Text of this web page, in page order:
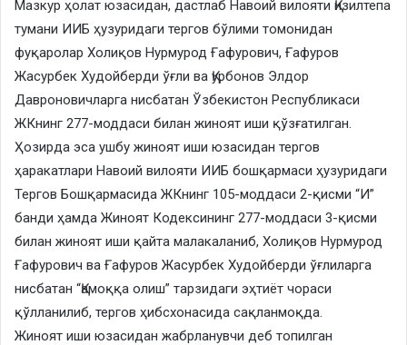
​Мазкур ҳолат юзасидан, дастлаб Навоий вилояти Қизилтепа
тумани ИИБ ҳузуридаги тергов бўлими томонидан
фуқаролар Холиқов Нурмурод Ғафурович, Ғафуров
Жасурбек Худойберди ўғли ва Қурбонов Элдор
Давроновичларга нисбатан Ўзбекистон Республикаси
ЖКнинг 277-моддаси билан жиноят иши қўзғатилган.
Ҳозирда эса ушбу жиноят иши юзасидан тергов
ҳаракатлари Навоий вилояти ИИБ бошқармаси ҳузуридаги
Тергов Бошқармасида ЖКнинг 105-моддаси 2-қисми “И”
банди ҳамда Жиноят Кодексининг 277-моддаси 3-қисми
билан жиноят иши қайта малакаланиб, Холиқов Нурмурод
Ғафурович ва Ғафуров Жасурбек Худойберди ўғлиларга
нисбатан “Қамоққа олиш” тарзидаги эҳтиёт чораси
қўлланилиб, тергов ҳибсхонасида сақланмоқда.
​Жиноят иши юзасидан жабрланувчи деб топилган